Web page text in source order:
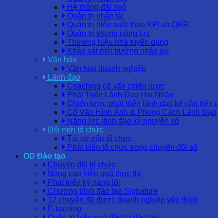
Hệ thống đãi ngộ
Quản trị nhân tài
Quản trị hiệu suất theo KPI và OKR
Quản trị khung năng lực
Thương hiệu nhà tuyển dụng
Khảo sát môi trường nhân sự
Văn hóa
Văn hóa doanh nghiệp
Lãnh đạo
Coaching cố vấn chiến lược
Phát Triển Lãnh Đạo Hạt Nhân
Chiến lược phát triển lãnh đạo kế cận trên
Cố Vấn Hình Ảnh & Phong Cách Lãnh Đạo
Năng lực lãnh đạo kỷ nguyên số
Đổi mới tổ chức
Tái cơ cấu tổ chức
Phát triển tổ chức trong chuyển đổi số
OD Đào tạo
Chuyển đổi tổ chức
Nâng cao hiệu quả thực thi
Phát triển kỹ năng lõi
Chương trình đào tạo Signature
12 chuyên đề được doanh nghiệp yêu thích
E-training